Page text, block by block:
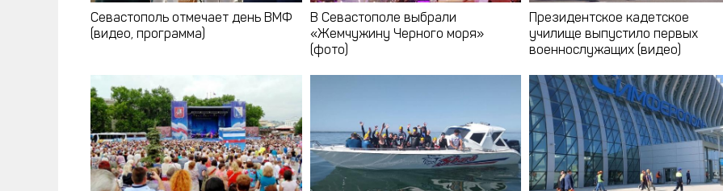
Севастополь отмечает день ВМФ
(видео, программа)
В Севастополе выбрали
«Жемчужину Черного моря»
(фото)
Президентское кадетское
училище выпустило первых
военнослужащих (видео)